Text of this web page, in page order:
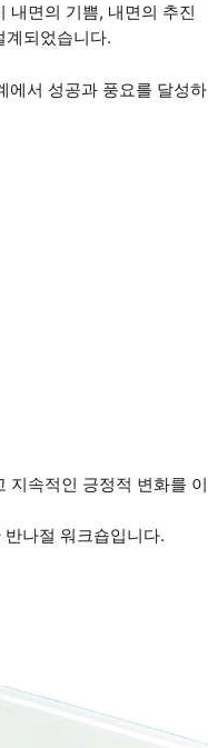
내면의 기쁨, 내면의 추진
계되었습니다.
에서 성공과 풍요를 달성하
지속적인 긍정적 변화를 이
나절 워크숍입니다.